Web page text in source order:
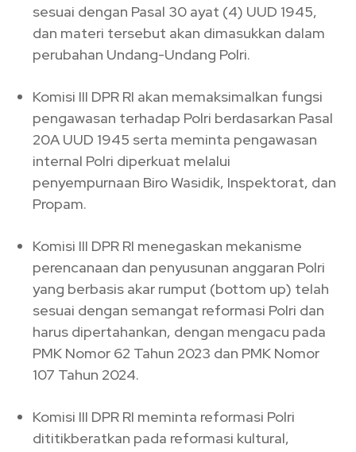
sesuai dengan Pasal 30 ayat (4) UUD 1945,
dan materi tersebut akan dimasukkan dalam
perubahan Undang-Undang Polri.
Komisi III DPR RI akan memaksimalkan fungsi
pengawasan terhadap Polri berdasarkan Pasal
20A UUD 1945 serta meminta pengawasan
internal Polri diperkuat melalui
penyempurnaan Biro Wasidik, Inspektorat, dan
Propam.
Komisi III DPR RI menegaskan mekanisme
perencanaan dan penyusunan anggaran Polri
yang berbasis akar rumput (bottom up) telah
sesuai dengan semangat reformasi Polri dan
harus dipertahankan, dengan mengacu pada
PMK Nomor 62 Tahun 2023 dan PMK Nomor
107 Tahun 2024.
Komisi III DPR RI meminta reformasi Polri
dititikberatkan pada reformasi kultural,